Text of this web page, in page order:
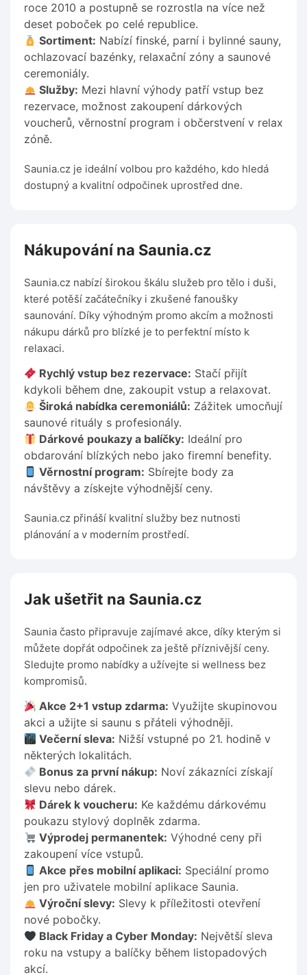
roce 2010 a postupně se rozrostla na více než
deset poboček po celé republice.
Sortiment: Nabízí finské, parní i bylinné sauny,
ochlazovací bazénky, relaxační zóny a saunové
ceremoniály.
Služby: Mezi hlavní výhody patří vstup bez
rezervace, možnost zakoupení dárkových
voucherů, věrnostní program i občerstvení v relax
zóně.
Saunia.cz je ideální volbou pro každého, kdo hledá
dostupný a kvalitní odpočinek uprostřed dne.
Nákupování na Saunia.cz
Saunia.cz nabízí širokou škálu služeb pro tělo i duši,
které potěší začátečníky i zkušené fanoušky
saunování. Díky výhodným promo akcím a možnosti
nákupu dárků pro blízké je to perfektní místo k
relaxaci.
Rychlý vstup bez rezervace: Stačí přijít
kdykoli během dne, zakoupit vstup a relaxovat.
Široká nabídka ceremoniálů: Zážitek umocňují
saunové rituály s profesionály.
Dárkové poukazy a balíčky: Ideální pro
obdarování blízkých nebo jako firemní benefity.
Věrnostní program: Sbírejte body za
návštěvy a získejte výhodnější ceny.
Saunia.cz přináší kvalitní služby bez nutnosti
plánování a v moderním prostředí.
Jak ušetřit na Saunia.cz
Saunia často připravuje zajímavé akce, díky kterým si
můžete dopřát odpočinek za ještě příznivější ceny.
Sledujte promo nabídky a užívejte si wellness bez
kompromisů.
Akce 2+1 vstup zdarma: Využijte skupinovou
akci a užijte si saunu s přáteli výhodněji.
Večerní sleva: Nižší vstupné po 21. hodině v
některých lokalitách.
Bonus za první nákup: Noví zákazníci získají
slevu nebo dárek.
Dárek k voucheru: Ke každému dárkovému
poukazu stylový doplněk zdarma.
Výprodej permanentek: Výhodné ceny při
zakoupení více vstupů.
Akce přes mobilní aplikaci: Speciální promo
jen pro uživatele mobilní aplikace Saunia.
Výroční slevy: Slevy k příležitosti otevření
nové pobočky.
Black Friday a Cyber Monday: Největší sleva
roku na vstupy a balíčky během listopadových
akcí.